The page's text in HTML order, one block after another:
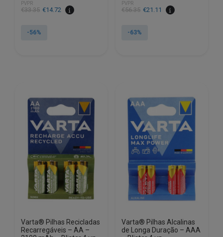
PVPR
€33.35
O
original
€14.72
O
atual
-56%
PVPR
€56.35
O
original
€21.11
O
atual
-63%
Varta® Pilhas Recicladas
Recarregáveis – AA –
Varta® Pilhas Alcalinas
de Longa Duração – AAA